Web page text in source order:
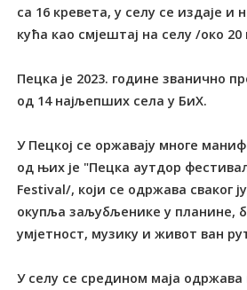
са 16 кревета, у селу се издаје и
кућа као смјештај на селу /око 20
Пецка је 2023. године званично
од 14 најљепших села у БиХ.
У Пецкој се оржаваjу многе
од њих је "Пецка аутдор
Festival/, који се одржава сваког
окупља заљубљенике у планине,
умјетност, музику и живот ван
У селу се средином маја